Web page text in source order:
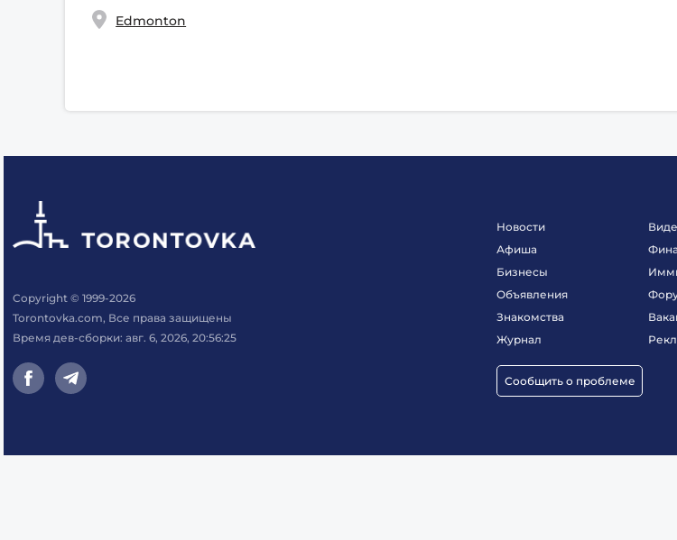
Edmonton
Copyright © 1999-2026
Torontovka.com, Все права защищены
Время дев-сборки: авг. 6, 2026, 20:56:25
Новости
Афиша
Бизнесы
Объявления
Знакомства
Журнал
Сообщить о проблеме